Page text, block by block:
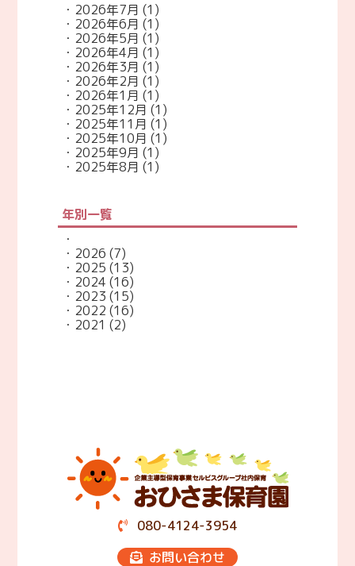
2026年7月 (1)
2026年6月 (1)
2026年5月 (1)
2026年4月 (1)
2026年3月 (1)
2026年2月 (1)
2026年1月 (1)
2025年12月 (1)
2025年11月 (1)
2025年10月 (1)
2025年9月 (1)
2025年8月 (1)
年別一覧
2026 (7)
2025 (13)
2024 (16)
2023 (15)
2022 (16)
2021 (2)
080-4124-3954
お問い合わせ